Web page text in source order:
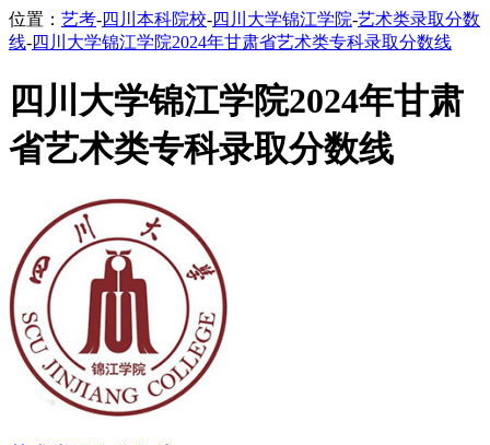
位置： 艺考-四川本科院校-四川大学锦江学院-艺术类录取分数
线-四川大学锦江学院2024年甘肃省艺术类专科录取分数线
四川大学锦江学院2024年甘肃
省艺术类专科录取分数线